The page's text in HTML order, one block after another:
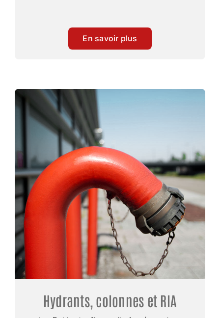
En savoir plus
Hydrants, colonnes et RIA